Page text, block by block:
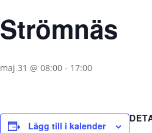
Strömnäs
maj 31 @ 08:00 - 17:00
Lägg till i kalender